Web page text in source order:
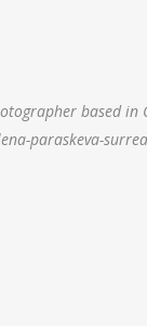
based in
paraskeva-